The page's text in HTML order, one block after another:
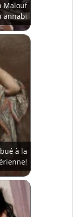
Malouf
annabi
à la